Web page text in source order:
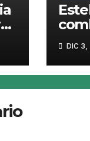
DIC 3,